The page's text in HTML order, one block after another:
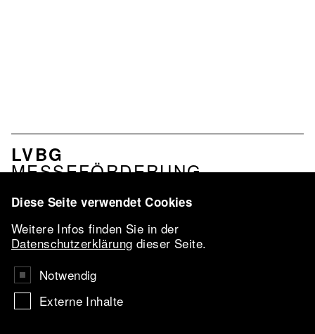
NAVIGATION
VERBAND
LVBG
MESSEFÖRDERUNG
LEISTUNGEN
NETZWERK
LVBG-
KONFERENZ
2026
VBKI-PREIS
UKRAINE
Diese Seite verwendet Cookies
Weitere Infos finden Sie in der
Datenschutzerklärung dieser Seite.
Notwendig
Externe Inhalte